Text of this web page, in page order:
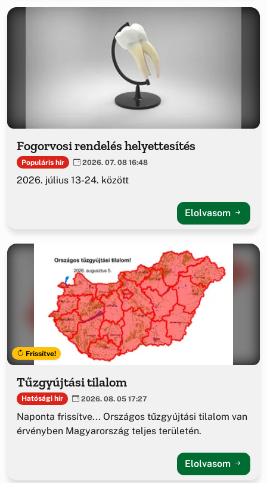
Fogorvosi rendelés helyettesítés
Populáris hír 2026. 07. 08 16:48
2026. július 13-24. között
Elolvasom
Frissítve!
Tűzgyújtási tilalom
Hatósági hír 2026. 08. 05 17:27
Naponta frissítve... Országos tűzgyújtási tilalom van
érvényben Magyarország teljes területén.
Elolvasom